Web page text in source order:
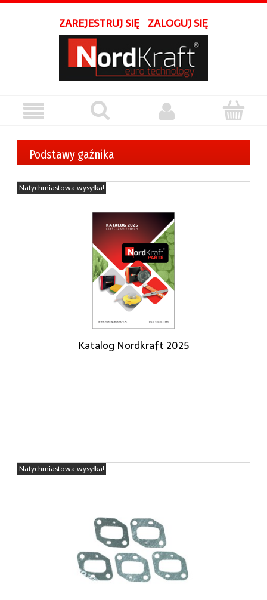
ZAREJESTRUJ SIĘ ZALOGUJ SIĘ
Podstawy gaźnika
Katalog Nordkraft 2025
Natychmiastowa wysyłka!
Natychmiastowa wysyłka!